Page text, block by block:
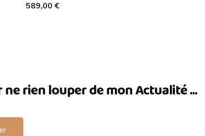
589,00 €
rien louper de mon Actualité ...